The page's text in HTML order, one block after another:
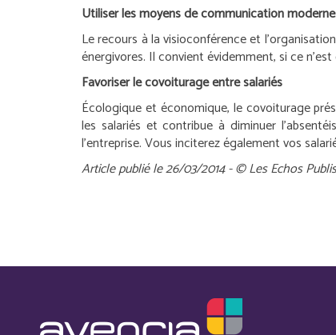
Utiliser les moyens de communication
Le recours à la visioconférence et
énergivores. Il convient évidemment, si ce
Favoriser le covoiturage entre salariés
Écologique et économique, le covoiturage
les salariés et contribue à diminuer
l’entreprise. Vous inciterez également vos
Article publié le 26/03/2014 - © Les Echos